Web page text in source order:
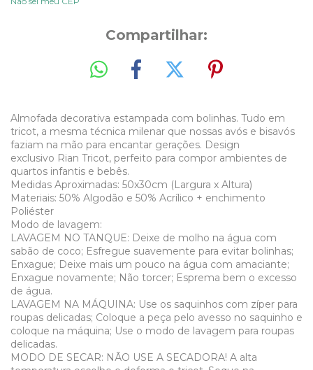
Compartilhar:
Almofada decorativa estampada com bolinhas. Tudo em
tricot, a mesma técnica milenar que nossas avós e bisavós
faziam na mão para encantar gerações. Design
exclusivo Rian Tricot, perfeito para compor ambientes de
quartos infantis e bebês.
Medidas Aproximadas: 50x30cm (Largura x Altura)
Materiais: 50% Algodão e 50% Acrílico + enchimento
Poliéster
Modo de lavagem:
LAVAGEM NO TANQUE: Deixe de molho na água com
sabão de coco; Esfregue suavemente para evitar bolinhas;
Enxague; Deixe mais um pouco na água com amaciante;
Enxague novamente; Não torcer; Esprema bem o excesso
de água.
LAVAGEM NA MÁQUINA: Use os saquinhos com zíper para
roupas delicadas; Coloque a peça pelo avesso no saquinho e
coloque na máquina; Use o modo de lavagem para roupas
delicadas.
MODO DE SECAR: NÃO USE A SECADORA! A alta